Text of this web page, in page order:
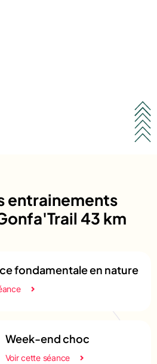
entrainements
43 km
fondamentale en nature
Week-end choc
Voir cette séance